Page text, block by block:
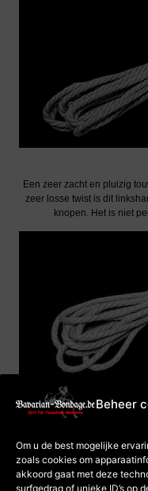
Beheer
Om u de best mogelijke
zoals cookies om
akkoord gaat met deze
surfgedrag of unieke ID’s op
Een zeer zacht en pluizig
zeer losse twist is dit
knopen. Het is niet
Algemene
Betaling en
verzending